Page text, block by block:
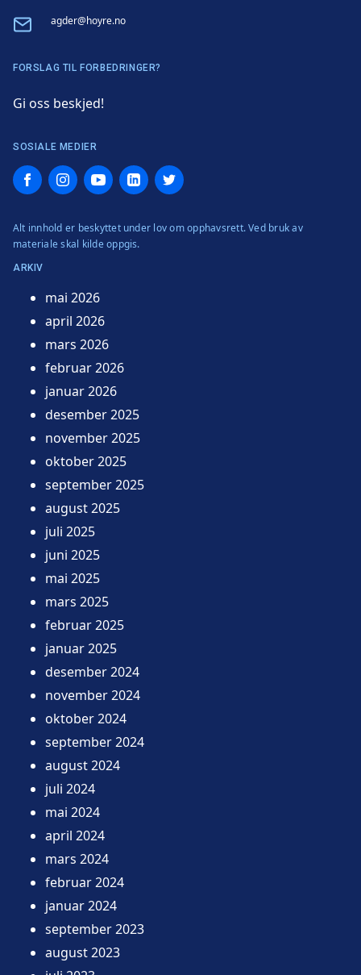
Email agder@hoyre.no
FORSLAG TIL FORBEDRINGER?
Gi oss beskjed!
SOSIALE MEDIER
FacebookInstagramYouTubeLinkedInTwitter
Alt innhold er beskyttet under lov om opphavsrett. Ved bruk av
materiale skal kilde oppgis.
ARKIV
mai 2026
april 2026
mars 2026
februar 2026
januar 2026
desember 2025
november 2025
oktober 2025
september 2025
august 2025
juli 2025
juni 2025
mai 2025
mars 2025
februar 2025
januar 2025
desember 2024
november 2024
oktober 2024
september 2024
august 2024
juli 2024
mai 2024
april 2024
mars 2024
februar 2024
januar 2024
september 2023
august 2023